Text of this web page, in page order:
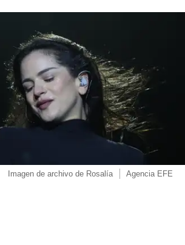
Imagen de archivo de Rosalía Agencia EFE